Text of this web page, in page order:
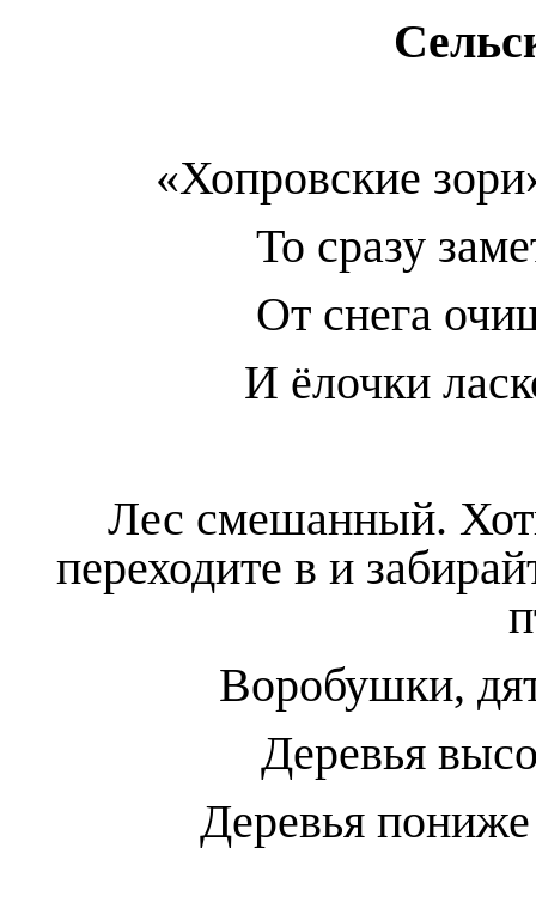
«Хопровские
То сразу
От снега
И ёлочки
Лес смешанный.
переходите в и
Воробушки,
Деревья
Деревья